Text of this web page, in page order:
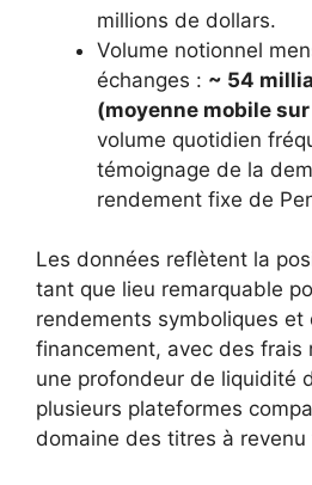
millions de dollars.
Volume notionnel
échanges : ~ 54
(moyenne mobile
volume quotidien
témoignage de la
rendement fixe de
Les données reflètent la
tant que lieu remarquable
rendements symboliques et
financement, avec des frais
une profondeur de liquidité
plusieurs plateformes
domaine des titres à revenu